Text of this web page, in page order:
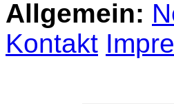
Allgemein:
Kontakt